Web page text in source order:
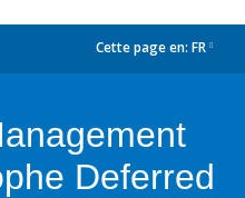
Cette page en: FR
Deferred